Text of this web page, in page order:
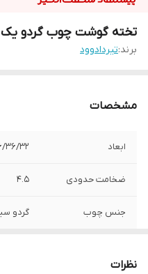
تخته گوشت چوب گردو یک
برند:تیردادوود
مشخصات
ابعاد 36/32
ضخامت حدودی 4.5
جنس چوب گردو
نظرات